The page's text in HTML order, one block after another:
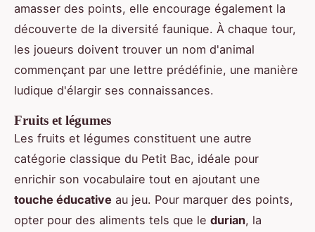
amasser des points, elle encourage également la
découverte de la diversité faunique. À chaque tour,
les joueurs doivent trouver un nom d'animal
commençant par une lettre prédéfinie, une manière
ludique d'élargir ses connaissances.
Fruits et légumes
Les fruits et légumes constituent une autre
catégorie classique du Petit Bac, idéale pour
enrichir son vocabulaire tout en ajoutant une
touche éducative au jeu. Pour marquer des points,
opter pour des aliments tels que le durian, la